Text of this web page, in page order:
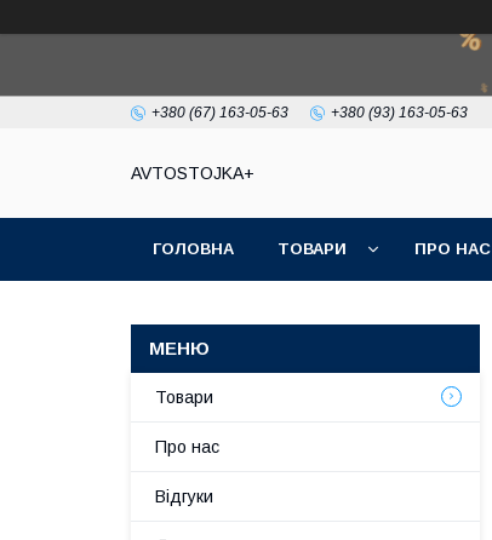
+380 (67) 163-05-63 +380 (93) 163-05-63
AVTOSTOJKA+
ГОЛОВНА ТОВАРИ ПРО НАС
Товари
Про нас
Відгуки